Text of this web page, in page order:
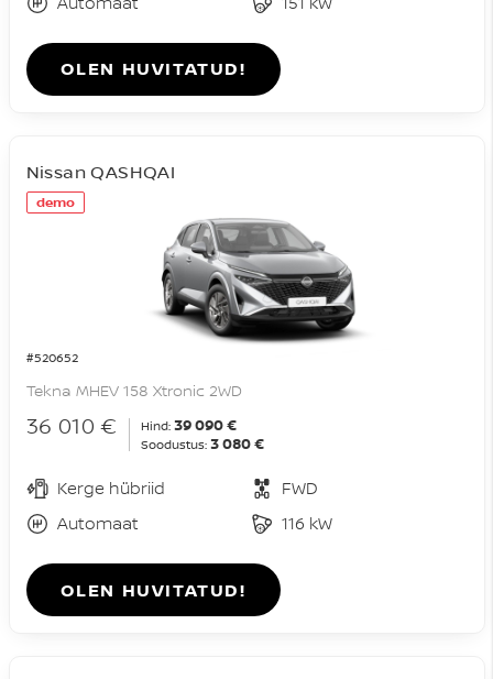
OLEN HUVITATUD!
demo
#520652
Nissan QASHQAI
Tekna MHEV 158 Xtronic 2WD
36 010 € Hind: 39 090 €
Soodustus: 3 080 €
Kerge hübriid
FWD
Automaat
116 kW
OLEN HUVITATUD!